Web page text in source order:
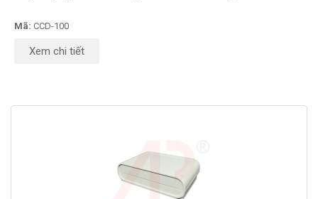
Mã: CCD-100
Xem chi tiết